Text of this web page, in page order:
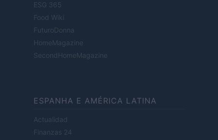
ESG 365
Food Wiki
FuturoDonna
HomeMagazine
SecondHomeMagazine
ESPANHA E AMÉRICA LATINA
Actualidad
Finanzas 24